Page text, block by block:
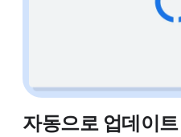
자동으로 업데이트